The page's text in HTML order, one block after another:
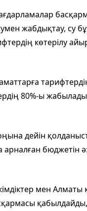
жабдықтау, су
көтерілу
80%-ы
дейін
бюджетін
мен